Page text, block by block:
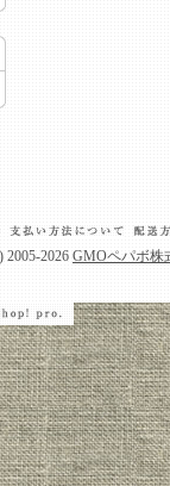
2005-2026 GMOペパボ株